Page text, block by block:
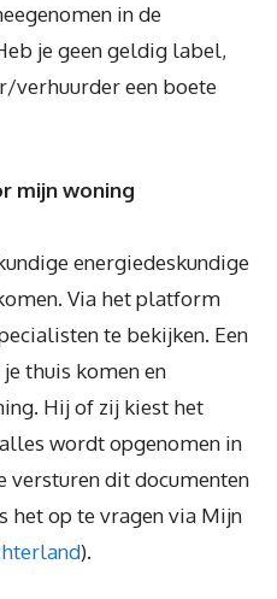
in de
je geen geldig label,
verhuurder een boete
mijn woning
energiedeskundige
Via het platform
te bekijken. Een
thuis komen en
Hij of zij kiest het
wordt opgenomen in
versturen dit documenten
het op te vragen via Mijn
).